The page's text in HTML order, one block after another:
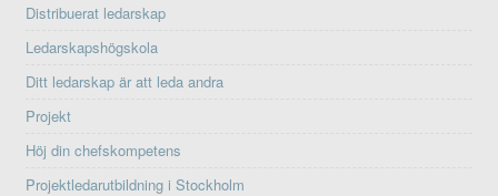
Distribuerat ledarskap
Ledarskapshögskola
Ditt ledarskap är att leda andra
Projekt
Höj din chefskompetens
Projektledarutbildning i Stockholm